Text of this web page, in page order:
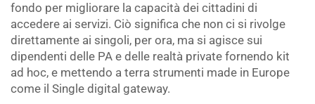
fondo per migliorare la capacità dei cittadini di
accedere ai servizi. Ciò significa che non ci si rivolge
direttamente ai singoli, per ora, ma si agisce sui
dipendenti delle PA e delle realtà private fornendo kit
ad hoc, e mettendo a terra strumenti made in Europe
come il Single digital gateway.